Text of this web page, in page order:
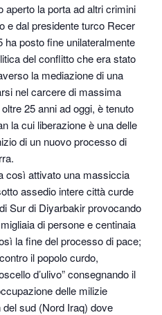
aperto la porta ad altri crimini
e dal presidente turco Recer
ha posto fine unilateralmente
del conflitto che era stato
la mediazione di una
nel carcere di massima
25 anni ad oggi, è tenuto
la cui liberazione è una delle
di un nuovo processo di
così attivato una massiccia
assedio intere città curde
Sur di Diyarbakir provocando
di persone e centinaia
la fine del processo di pace;
il popolo curdo,
d’ulivo” consegnando il
delle milizie
sud (Nord Iraq) dove